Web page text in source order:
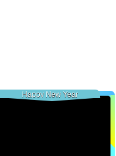
Happy New Year